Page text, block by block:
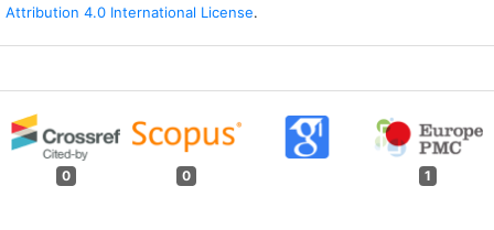
Attribution 4.0 International License.
0 0 1